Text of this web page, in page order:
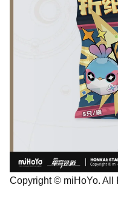
Copyright © miHoYo. All